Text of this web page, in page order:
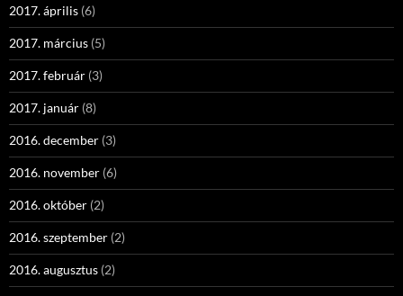
2017. április (6)
2017. március (5)
2017. február (3)
2017. január (8)
2016. december (3)
2016. november (6)
2016. október (2)
2016. szeptember (2)
2016. augusztus (2)